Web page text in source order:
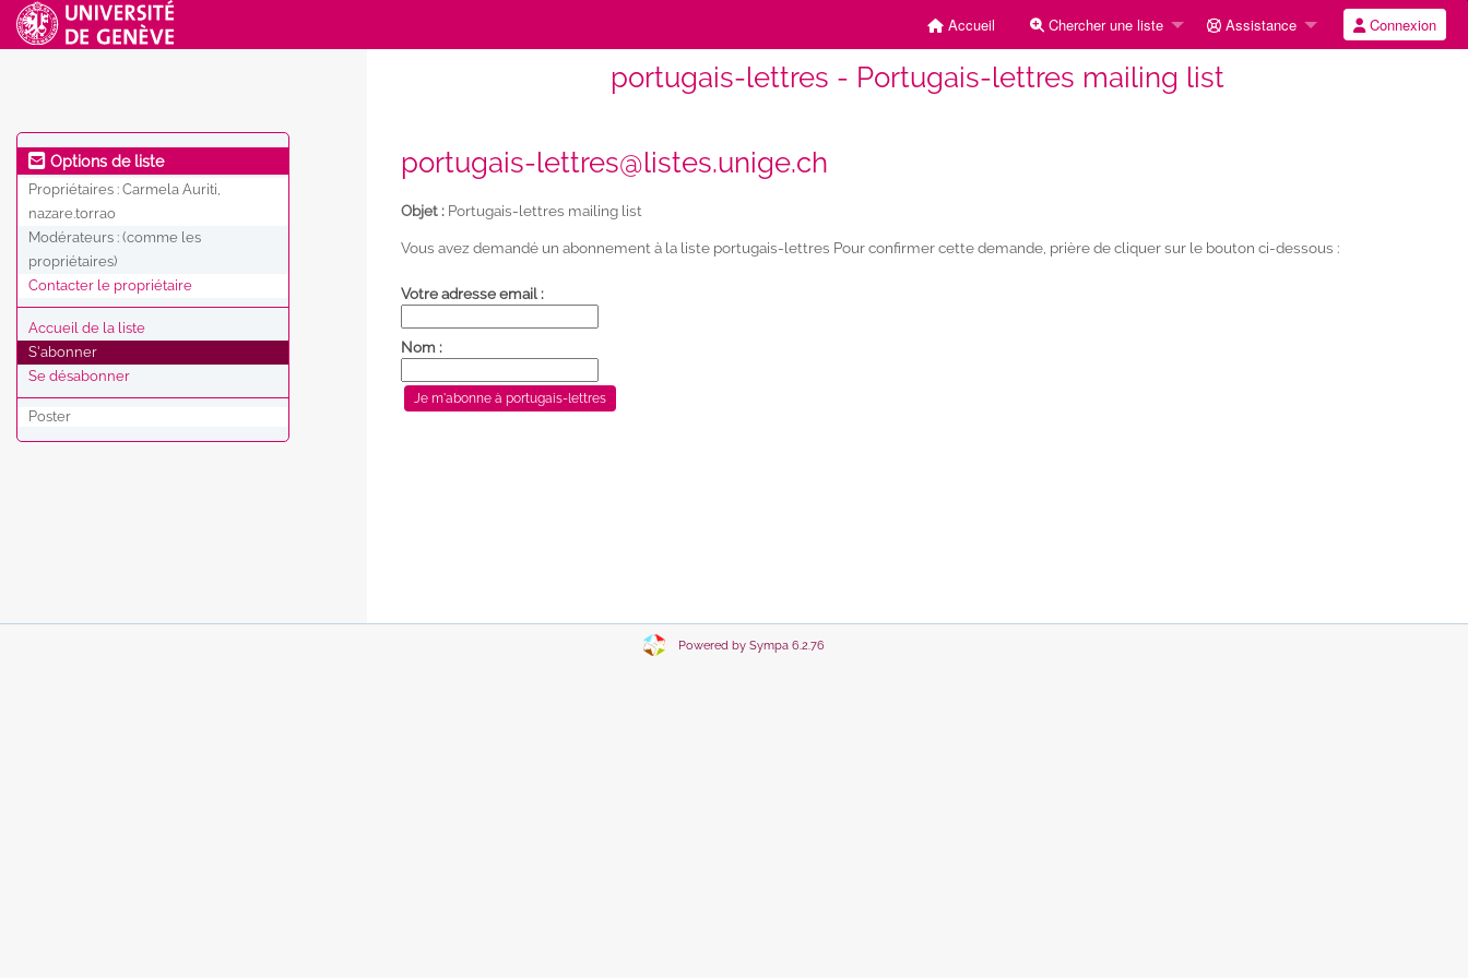
Accueil Chercher une liste Assistance Connexion
portugais-lettres - Portugais-lettres mailing list
Options de liste
Propriétaires : Carmela Auriti,
nazare.torrao
Modérateurs : (comme les
propriétaires)
Contacter le propriétaire
Accueil de la liste
S'abonner
Se désabonner
Poster
portugais-lettres@listes.unige.ch
Objet : Portugais-lettres mailing list
Vous avez demandé un abonnement à la liste portugais-lettres Pour confirmer cette demande, prière de cliquer sur le bouton ci-dessous :
Votre adresse email :
Nom :
Powered by Sympa 6.2.76